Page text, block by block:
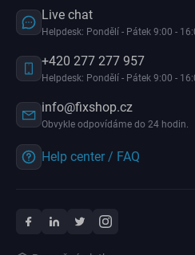
Live chat
Helpdesk: Pondělí - Pátek 9:00 -
+420 277 277 957
Helpdesk: Pondělí - Pátek 9:00 -
info@fixshop.cz
Obvykle odpovídáme do 24 hodin.
Help center / FAQ